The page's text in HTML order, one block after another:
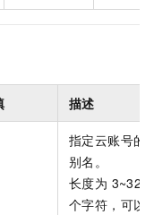
描述
指定云账号的
别名。
长度为 3~32
个字符，可以